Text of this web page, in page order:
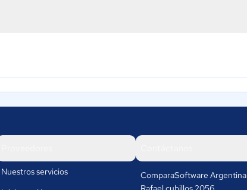
Nuestros servicios
ComparaSoftware Argentina